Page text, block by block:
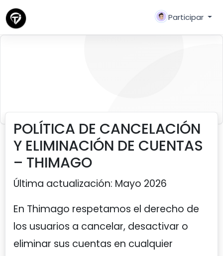
Participar
POLÍTICA DE CANCELACIÓN
Y ELIMINACIÓN DE CUENTAS
– THIMAGO
Última actualización: Mayo 2026
En Thimago respetamos el derecho de
los usuarios a cancelar, desactivar o
eliminar sus cuentas en cualquier